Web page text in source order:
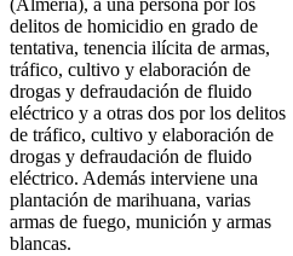
(Almería), a una persona por los
delitos de homicidio en grado de
tentativa, tenencia ilícita de armas,
tráfico, cultivo y elaboración de
drogas y defraudación de fluido
eléctrico y a otras dos por los delitos
de tráfico, cultivo y elaboración de
drogas y defraudación de fluido
eléctrico. Además interviene una
plantación de marihuana, varias
armas de fuego, munición y armas
blancas.